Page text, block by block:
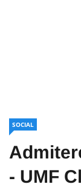
SOCIAL
- UMF